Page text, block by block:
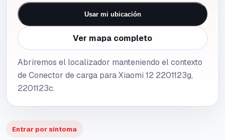
Usar mi ubicación
Ver mapa completo
Abriremos el localizador manteniendo el contexto
de Conector de carga para Xiaomi 12 2201123g,
2201123c.
Entrar por síntoma